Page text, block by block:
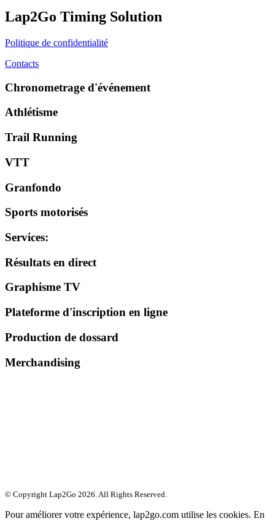
Lap2Go Timing Solution
Politique de confidentialité
Contacts
Chronometrage d'événement
Athlétisme
Trail Running
VTT
Granfondo
Sports motorisés
Services:
Résultats en direct
Graphisme TV
Plateforme d'inscription en ligne
Production de dossard
Merchandising
© Copyright Lap2Go 2026. All Rights Reserved.
Pour améliorer votre expérience, lap2go.com utilise les cookies. En